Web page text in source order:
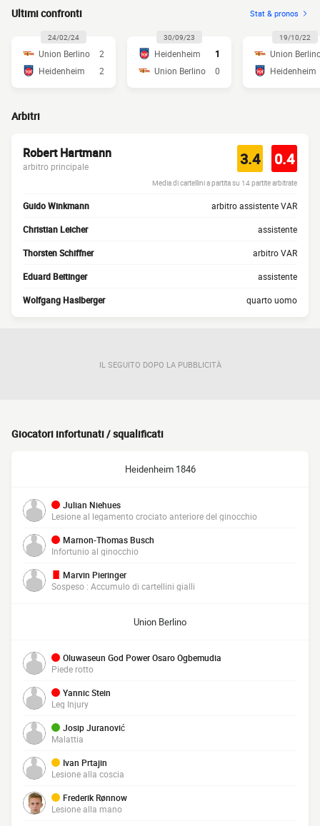
Ultimi confronti Stat & pronos
24/02/24
Union Berlino
2
Heidenheim
2
30/09/23
Heidenheim
1
Union Berlino
0
19/10/22
Union
Heidenheim
Arbitri
Robert Hartmann
arbitro principale 3.4 0.4
Media di cartellini a partita su 14 partite arbitrate
Guido Winkmann arbitro assistente VAR
Christian Leicher assistente
Thorsten Schiffner arbitro VAR
Eduard Beitinger assistente
Wolfgang Haslberger quarto uomo
IL SEGUITO DOPO LA PUBBLICITÀ
Giocatori infortunati / squalificati
Heidenheim 1846
Julian Niehues
Lesione al legamento crociato anteriore del ginocchio
Marnon-Thomas Busch
Infortunio al ginocchio
Marvin Pieringer
Sospeso : Accumulo di cartellini gialli
Union Berlino
Oluwaseun God Power Osaro Ogbemudia
Piede rotto
Yannic Stein
Leg Injury
Josip Juranović
Malattia
Ivan Prtajin
Lesione alla coscia
Frederik Rønnow
Lesione alla mano